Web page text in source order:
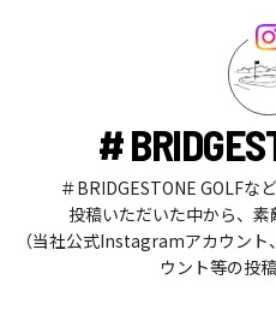
#
＃BRIDGESTONE GOLFな
投稿いただいた中から、素
（当社公式Instagramアカウン
ウント等の投